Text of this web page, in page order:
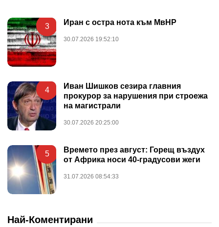
3 Иран с остра нота към МвНР
30.07.2026 19:52:10
4
Иван Шишков сезира главния
прокурор за нарушения при строежа
на магистрали
30.07.2026 20:25:00
5
Времето през август: Горещ въздух
от Африка носи 40-градусови жеги
31.07.2026 08:54:33
Най-Коментирани